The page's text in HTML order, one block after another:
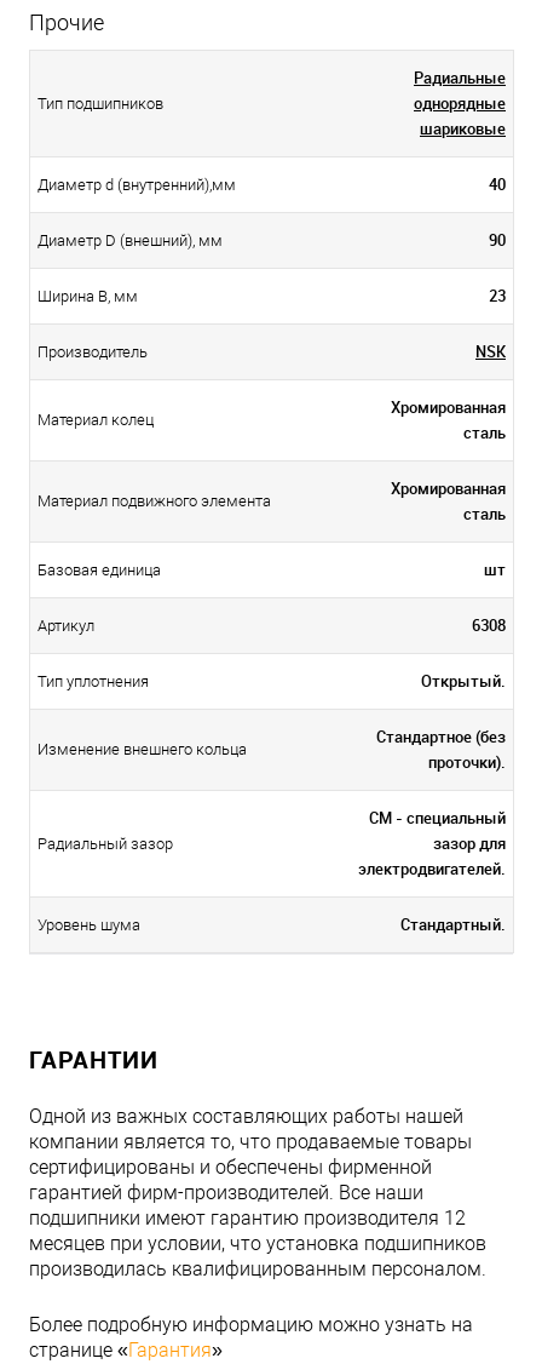
Прочие
Тип подшипников
Радиальные
однорядные
шариковые
Диаметр d (внутренний),мм 40
Диаметр D (внешний), мм 90
Ширина B, мм 23
Производитель NSK
Материал колец
Хромированная
сталь
Материал подвижного элемента
Хромированная
сталь
Базовая единица шт
Артикул 6308
Тип уплотнения Открытый.
Изменение внешнего кольца
Стандартное (без
проточки).
Радиальный зазор
CM - специальный
зазор для
электродвигателей.
Уровень шума Стандартный.
ГАРАНТИИ
Одной из важных составляющих работы нашей
компании является то, что продаваемые товары
сертифицированы и обеспечены фирменной
гарантией фирм-производителей. Все наши
подшипники имеют гарантию производителя 12
месяцев при условии, что установка подшипников
производилась квалифицированным персоналом.
Более подробную информацию можно узнать на
странице «Гарантия»